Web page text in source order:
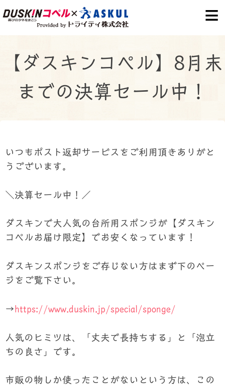
k
n
【ダスキンコペル】8月末
までの決算セール中！
いつもポスト返却サービスをご利用頂きありがと
うございます。
＼決算セール中！／
ダスキンで大人気の台所用スポンジが【ダスキン
コペルお届け限定】でお安くなっています！
ダスキンスポンジをご存じない方はまず下のペー
ジをご覧下さい。
→https://www.duskin.jp/special/sponge/
人気のヒミツは、「丈夫で長持ちする」と「泡立
ちの良さ」です。
市販の物しか使ったことがないという方は、この